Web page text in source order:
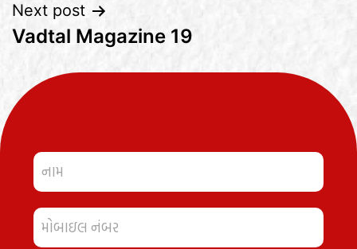
Next post
Vadtal Magazine 19